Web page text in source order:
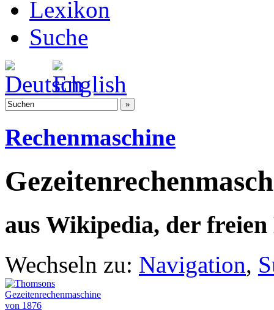
Lexikon
Suche
Rechenmaschine
aus Wikipedia, der
Wechseln zu: Navigation,